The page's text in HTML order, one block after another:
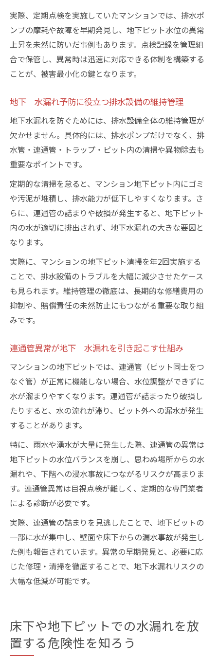
実際、定期点検を実施していたマンションでは、排水ポ
ンプの摩耗や故障を早期発見し、地下ピット水位の異常
上昇を未然に防いだ事例もあります。点検記録を管理組
合で保管し、異常時は迅速に対応できる体制を構築する
ことが、被害最小化の鍵となります。
地下 水漏れ予防に役立つ排水設備の維持管理
地下水漏れを防ぐためには、排水設備全体の維持管理が
欠かせません。具体的には、排水ポンプだけでなく、排
水管・連通管・トラップ・ピット内の清掃や異物除去も
重要なポイントです。
定期的な清掃を怠ると、マンション地下ピット内にゴミ
や汚泥が堆積し、排水能力が低下しやすくなります。さ
らに、連通管の詰まりや破損が発生すると、地下ピット
内の水が適切に排出されず、地下水漏れの大きな要因と
なります。
実際に、マンションの地下ピット清掃を年2回実施する
ことで、排水設備のトラブルを大幅に減少させたケース
も見られます。維持管理の徹底は、長期的な修繕費用の
抑制や、賠償責任の未然防止にもつながる重要な取り組
みです。
連通管異常が地下 水漏れを引き起こす仕組み
マンションの地下ピットでは、連通管（ピット同士をつ
なぐ管）が正常に機能しない場合、水位調整ができずに
水が溜まりやすくなります。連通管が詰まったり破損し
たりすると、水の流れが滞り、ピット外への漏水が発生
することがあります。
特に、雨水や湧水が大量に発生した際、連通管の異常は
地下ピットの水位バランスを崩し、思わぬ場所からの水
漏れや、下階への浸水事故につながるリスクが高まりま
す。連通管異常は目視点検が難しく、定期的な専門業者
による診断が必要です。
実際、連通管の詰まりを見逃したことで、地下ピットの
一部に水が集中し、壁面や床下からの漏水事故が発生し
た例も報告されています。異常の早期発見と、必要に応
じた修理・清掃を徹底することで、地下水漏れリスクの
大幅な低減が可能です。
床下や地下ピットでの水漏れを放
置する危険性を知ろう